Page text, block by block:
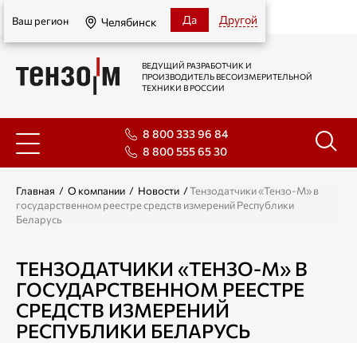
Челябинск
Ваш регион Челябинск Да Другой
ВЕДУЩИЙ РАЗРАБОТЧИК И
ПРОИЗВОДИТЕЛЬ ВЕСОИЗМЕРИТЕЛЬНОЙ
ТЕХНИКИ В РОССИИ
8 800 333 96 84
8 800 555 65 30
Главная / О компании / Новости /Тензодатчики «Тензо-М» в
государственном реестре средств измерений Республики
Беларусь
ТЕНЗОДАТЧИКИ «ТЕНЗО-М» В
ГОСУДАРСТВЕННОМ РЕЕСТРЕ
СРЕДСТВ ИЗМЕРЕНИЙ
РЕСПУБЛИКИ БЕЛАРУСЬ